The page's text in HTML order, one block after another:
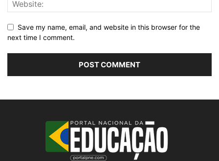
Save my name, email, and website in this browser for the
next time I comment.